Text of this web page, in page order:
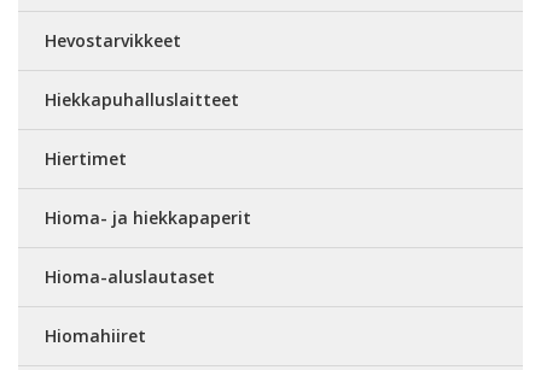
Hevostarvikkeet
Hiekkapuhalluslaitteet
Hiertimet
Hioma- ja hiekkapaperit
Hioma-aluslautaset
Hiomahiiret